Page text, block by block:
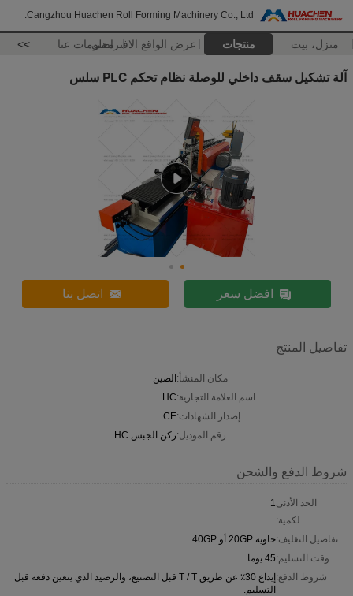
Cangzhou Huachen Roll Forming Machinery Co., Ltd.
منزل، بيت منتجات عرض الواقع الافتراضيمعلومات عنا >>
آلة تشكيل سقف داخلي للوصلة نظام تحكم PLC سلس
افضل سعر اتصل بنا
تفاصيل المنتج
مكان المنشأ:الصين
اسم العلامة التجارية:HC
إصدار الشهادات:CE
رقم الموديل:ركن الجبس HC
شروط الدفع والشحن
الحد الأدنى
لكمية:
1
تفاصيل التغليف:حاوية 20GP أو 40GP
وقت التسليم:45 يوما
شروط الدفع:
إيداع 30٪ عن طريق T / T قبل التصنيع، والرصيد الذي يتعين دفعه قبل
التسليم.